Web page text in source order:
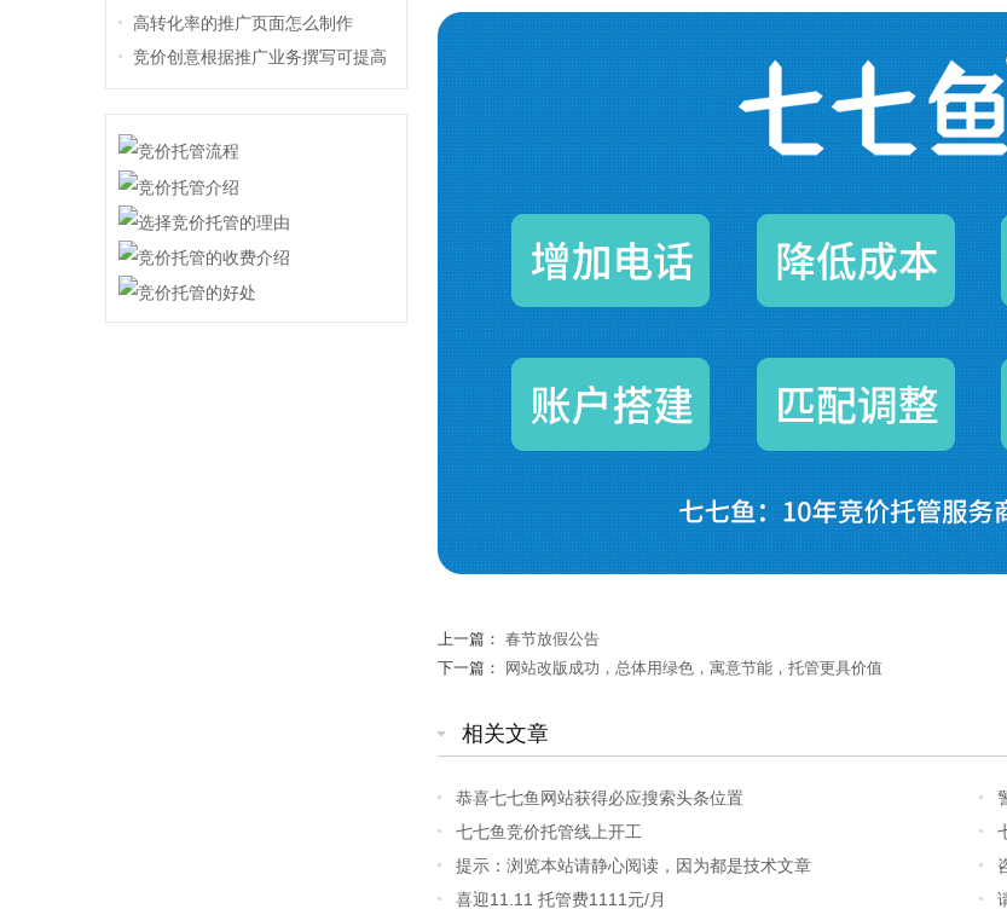
上一篇： 春节放假公告
下一篇：
网站改版成功，总体用绿色，寓意节能，托管更具价值
相关文章
恭喜七七鱼网站获得必应搜索头条位置
七七鱼竞价托管线上开工
提示：浏览本站请静心阅读，因为都是技术文章
喜迎11.11 托管费1111元/月
高转化率的推广页面怎么制作
竞价创意根据推广业务撰写可提高